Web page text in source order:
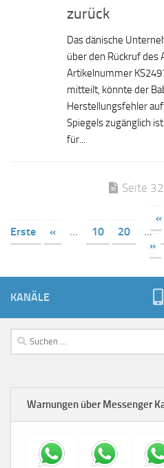
zurück
Das dänische
über den Rückruf des
Artikelnummer
mitteilt, könnte der
Herstellungsfehler
Spiegels zugänglich
für...
Seite
«
Erste
« ... 10 20 ...
»
KANÄLE
Suchen
nach:
Warnungen über Messenger